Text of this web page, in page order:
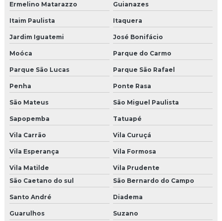
Ermelino Matarazzo Guianazes
Itaim Paulista Itaquera
Jardim Iguatemi José Bonifácio
Moóca Parque do Carmo
Parque São Lucas Parque São Rafael
Penha Ponte Rasa
São Mateus São Miguel Paulista
Sapopemba Tatuapé
Vila Carrão Vila Curuçá
Vila Esperança Vila Formosa
Vila Matilde
Vila Prudente
São Caetano do sul
São Bernardo do Campo
Santo André Diadema
Guarulhos Suzano